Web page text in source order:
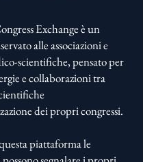
Exchange è un
alle associazioni e
scientifiche, pensato per
e collaborazioni tra
dei propri congressi.
piattaforma le